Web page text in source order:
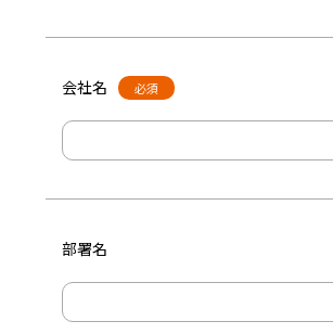
会社名 必須
部署名